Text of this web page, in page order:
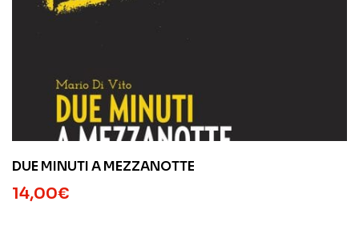
DUE MINUTI A MEZZANOTTE
14,00€